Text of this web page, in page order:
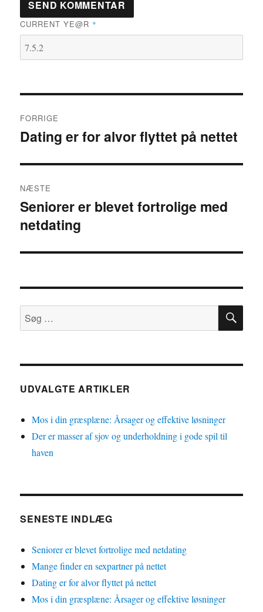
CURRENT YE@R *
FORRIGE
Forrige
Dating er for alvor flyttet på nettet
NÆSTE
Næste
indlæg:
Seniorer er blevet fortrolige med
netdating
Søg
efter:
SØG
UDVALGTE ARTIKLER
Mos i din græsplæne: Årsager og effektive løsninger
Der er masser af sjov og underholdning i gode spil til
haven
SENESTE INDLÆG
Seniorer er blevet fortrolige med netdating
Mange finder en sexpartner på nettet
Dating er for alvor flyttet på nettet
Mos i din græsplæne: Årsager og effektive løsninger